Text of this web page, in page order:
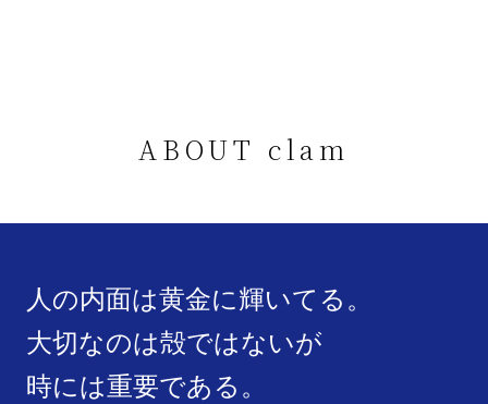
ABOUT clam
人の内面は黄金に輝いてる。
大切なのは殻ではないが
時には重要である。